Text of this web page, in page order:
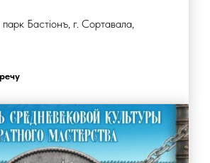
Бастiонъ, г. Сортавала,